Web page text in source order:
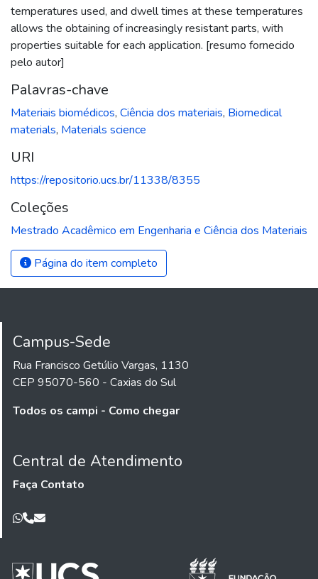
temperatures used, and dwell times at these temperatures
allows the obtaining of increasingly resistant parts, with
properties suitable for each application. [resumo fornecido
pelo autor]
Palavras-chave
Materiais biomédicos, Ciência dos materiais, Biomedical
materials, Materials science
URI
https://repositorio.ucs.br/11338/8355
Coleções
Mestrado Acadêmico em Engenharia e Ciência dos Materiais
Página do item completo
Campus-Sede
Rua Francisco Getúlio Vargas, 1130
CEP 95070-560 - Caxias do Sul
Todos os campi - Como chegar
Central de Atendimento
Faça Contato